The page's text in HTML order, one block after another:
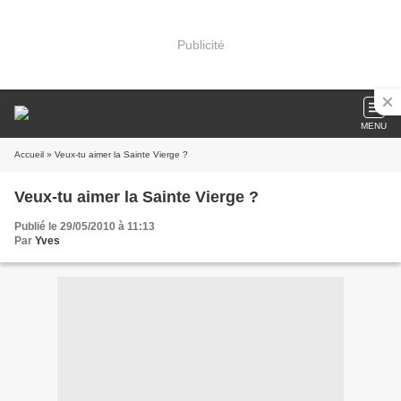
Publicité
MENU
Accueil » Veux-tu aimer la Sainte Vierge ?
Veux-tu aimer la Sainte Vierge ?
Publié le 29/05/2010 à 11:13
Par Yves